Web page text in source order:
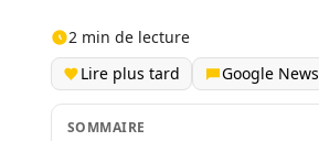
2 min de lecture
Lire plus tard
Google News
SOMMAIRE